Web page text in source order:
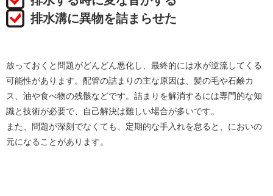
排水溝に異物を詰まらせた
放っておくと問題がどんどん悪化し、最終的には水が逆流してくる
可能性があります。配管の詰まりの主な原因は、髪の毛や石鹸カ
ス、油や食べ物の残骸などです。詰まりを解消するには専門的な知
識と技術が必要で、自己解決は難しい場合が多いです。
また、問題が深刻でなくても、定期的な手入れを怠ると、においの
元になることがあります。